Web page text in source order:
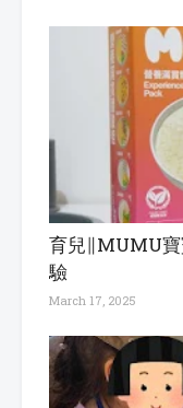
育兒∥MUMU寶
驗
March 17, 2025